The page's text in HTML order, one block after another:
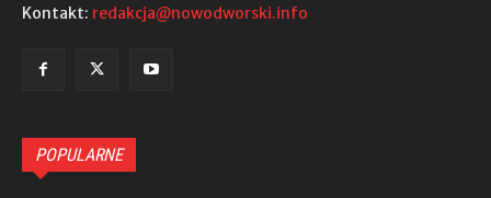
Kontakt: redakcja@nowodworski.info
POPULARNE